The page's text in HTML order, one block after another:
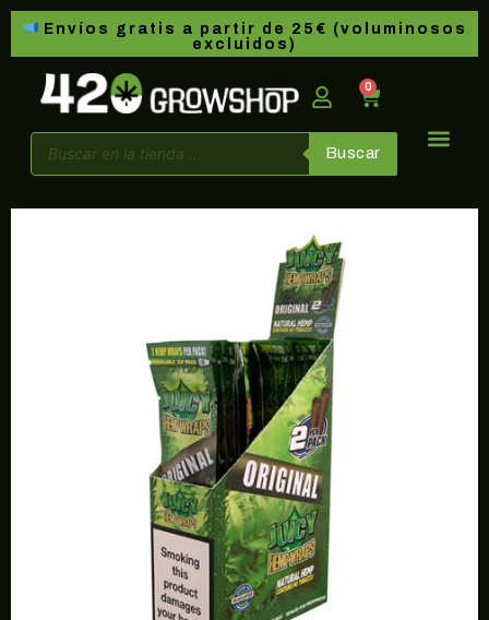
Envíos gratis a partir de 25€ (voluminosos
excluidos)
0
Buscar